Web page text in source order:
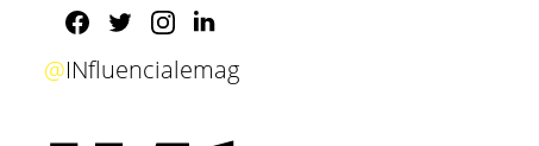
@INfluencialemag